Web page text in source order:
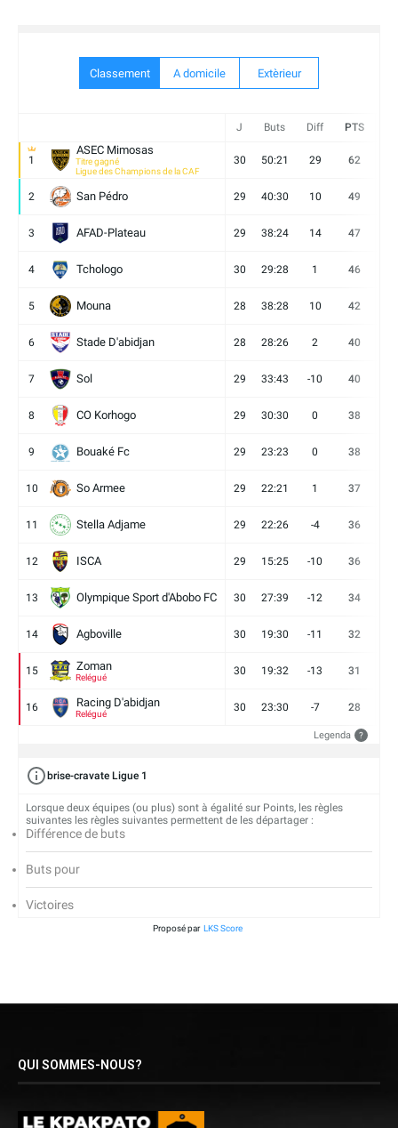
Classement A domicile Extèrieur
J Buts Diff PTS
1
ASEC Mimosas
Titre gagné
Ligue des Champions de la CAF
30 50:21 29 62
2 San Pédro 29 40:30 10 49
3 AFAD-Plateau 29 38:24 14 47
4 Tchologo 30 29:28 1 46
5 Mouna 28 38:28 10 42
6 Stade D'abidjan 28 28:26 2 40
7 Sol 29 33:43 -10 40
8 CO Korhogo 29 30:30 0 38
9 Bouaké Fc 29 23:23 0 38
10 So Armee 29 22:21 1 37
11 Stella Adjame 29 22:26 -4 36
12 ISCA 29 15:25 -10 36
13 Olympique Sport d'Abobo FC 30 27:39 -12 34
14 Agboville 30 19:30 -11 32
15 Zoman
Relégué
30 19:32 -13 31
16 Racing D'abidjan
Relégué
30 23:30 -7 28
Legenda ?
brise-cravate Ligue 1
Lorsque deux équipes (ou plus) sont à égalité sur Points, les règles
suivantes les règles suivantes permettent de les départager :
Différence de buts
Buts pour
Victoires
Proposé par LKS Score
QUI SOMMES-NOUS?